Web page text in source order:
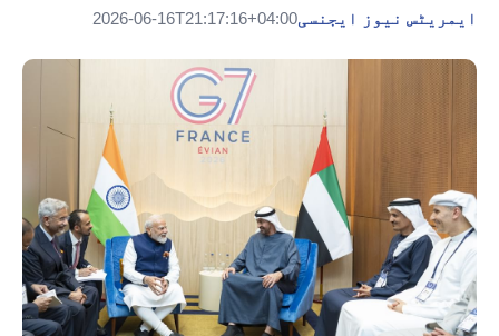
ایمریٹس نیوز ایجنسی2026-06-16T21:17:16+04:00